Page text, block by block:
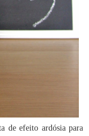
de efeito ardósia para